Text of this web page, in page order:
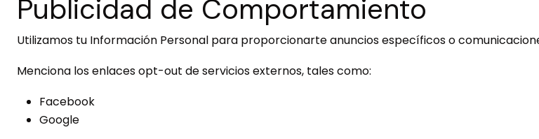
Publicidad de Comportamiento
Utilizamos tu Información Personal para proporcionarte anuncios específicos o
Menciona los enlaces opt-out de servicios externos, tales como:
Facebook
Google